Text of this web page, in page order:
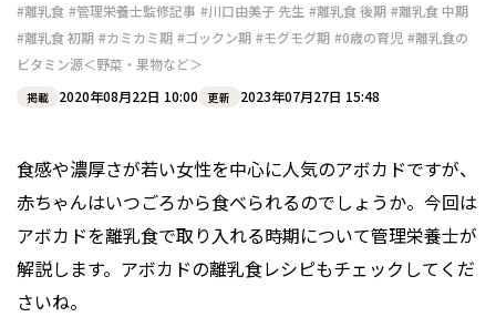
#離乳食 #管理栄養士監修記事 #川口由美子 先生 #離乳食 後期 #離乳食 中期
#離乳食 初期 #カミカミ期 #ゴックン期 #モグモグ期 #0歳の育児 #離乳食の
ビタミン源＜野菜・果物など＞
掲載 2020年08月22日 10:00 更新 2023年07月27日 15:48
食感や濃厚さが若い女性を中心に人気のアボカドですが、
赤ちゃんはいつごろから食べられるのでしょうか。今回は
アボカドを離乳食で取り入れる時期について管理栄養士が
解説します。アボカドの離乳食レシピもチェックしてくだ
さいね。